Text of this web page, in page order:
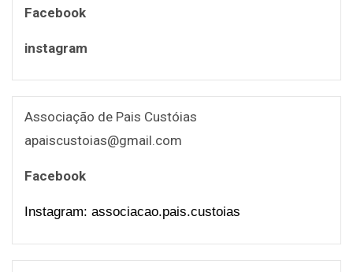
Facebook
instagram
Associação de Pais Custóias
apaiscustoias@gmail.com
Facebook
Instagram: associacao.pais.custoias